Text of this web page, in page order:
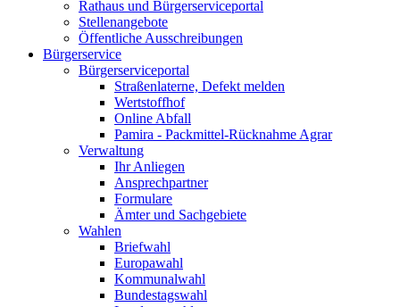
Rathaus und Bürgerserviceportal
Stellenangebote
Öffentliche Ausschreibungen
Bürgerservice
Bürgerserviceportal
Straßenlaterne, Defekt melden
Wertstoffhof
Online Abfall
Pamira - Packmittel-Rücknahme Agrar
Verwaltung
Ihr Anliegen
Ansprechpartner
Formulare
Ämter und Sachgebiete
Wahlen
Briefwahl
Europawahl
Kommunalwahl
Bundestagswahl